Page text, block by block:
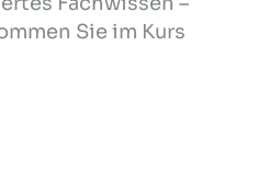
Sie im Kurs